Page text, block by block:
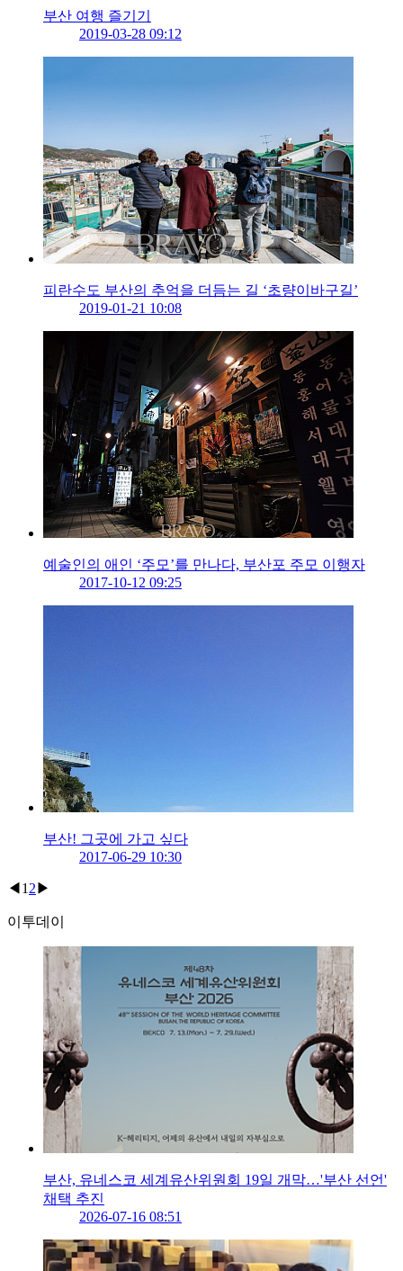
부산 여행 즐기기
2019-03-28 09:12
피란수도 부산의 추억을 더듬는 길 ‘초량이바구길’
2019-01-21 10:08
예술인의 애인 ‘주모’를 만나다, 부산포 주모 이행자
2017-10-12 09:25
부산! 그곳에 가고 싶다
2017-06-29 10:30
◀ 1 2 ▶
이투데이
부산, 유네스코 세계유산위원회 19일 개막…'부산 선언'
채택 추진
2026-07-16 08:51